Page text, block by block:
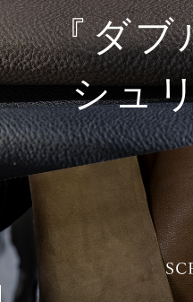
『ダブ
シュ